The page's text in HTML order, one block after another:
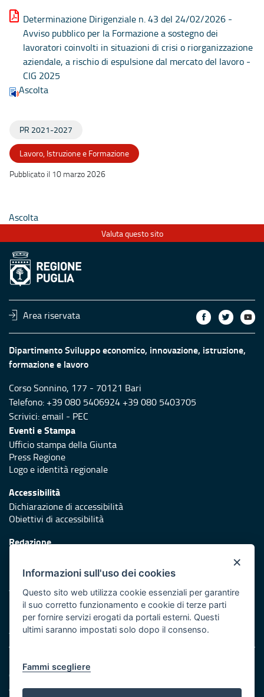
Determinazione Dirigenziale n. 43 del 24/02/2026 -
Avviso pubblico per la Formazione a sostegno dei
lavoratori coinvolti in situazioni di crisi o riorganizzazione
aziendale, a rischio di espulsione dal mercato del lavoro -
CIG 2025
Ascolta
PR 2021-2027
Lavoro, Istruzione e Formazione
Pubblicato il 10 marzo 2026
Ascolta
Valuta questo sito
Area riservata
Dipartimento Sviluppo economico, innovazione, istruzione,
formazione e lavoro
Corso Sonnino, 177 - 70121 Bari
Telefono: +39 080 5406924 +39 080 5403705
Scrivici:email - PEC
Eventi e Stampa
Ufficio stampa della Giunta
Press Regione
Logo e identità regionale
Accessibilità
Dichiarazione di accessibilità
Obiettivi di accessibilità
Redazione
Protezione civile
Vai al sito di Protezione Civile Puglia
Iniziativa finanziata con risorse del POR Puglia 2014/2020 -
Asse XI
Note legali
Cookie e privacy
Amministrazione trasparente
×
Informazioni sull'uso dei cookies
Questo sito web utilizza cookie essenziali per garantire
il suo corretto funzionamento e cookie di terze parti
per fornire servizi erogati da portali esterni. Questi
ultimi saranno impostati solo dopo il consenso.
Fammi scegliere